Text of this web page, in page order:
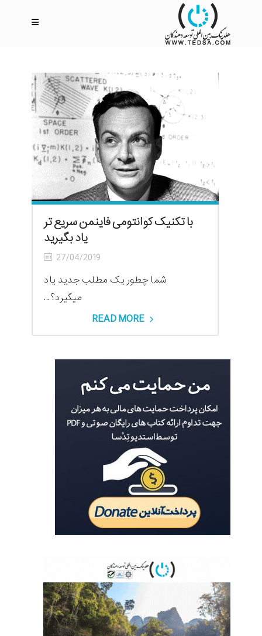
با تکنیک کوانتومی فاینمن سریع تر
یاد بگیرید
27/04/2019
شما چطور یک مطلب جدید یاد
میگیرد؟...
READ MORE